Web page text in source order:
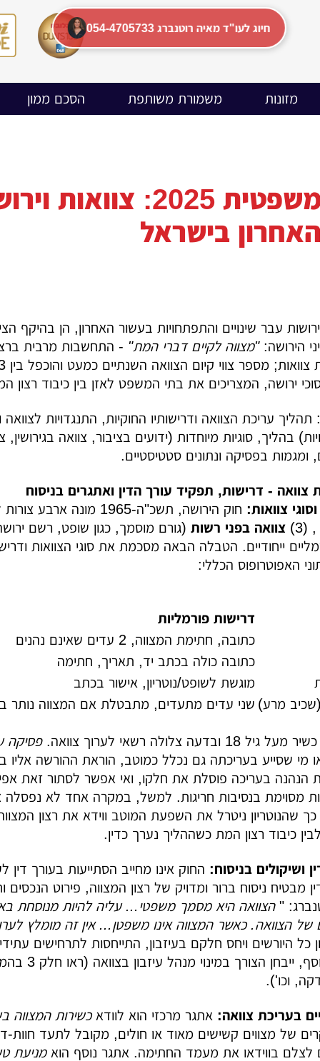
מזונות משמורת משותפת הסכם ממון
סקירה משפטית
בישראל
עבר שינויים והתפתחויות בעשור האחרון, הן
הירושה:"מצווה לקיים דברי המת" - התחשבות מרבית
ירושה, המצריכים את בתי המשפט לאזן בין כיבוד רצון
עריכת הצוואה ודרישותיו החוקיות, התנגדויות
בהליך, סוגיות מיוחדות (ידועים בציבור, צוואה
בפסיקה ונתונים סטטיסטיים.
צוואות: חוק הירושה, תשכ"ה-1965 מונה ארבע צורות לעריכת צוואה כשרה בישראל: (1)
, (3) צוואה בפני רשות (גורם מוסמך, כגון שופט, רשם ירושה
ייחודיים. הטבלה הבאה מסכמת את סוגי הצוואות
האפוטרופוס הכללי:
דרישות פורמליות
כתובה, חתימת המצווה, 2 עדים שאינם נהנים
כתובה כולה בכתב יד, תאריך, חתימה
מוגשת לשופט/נוטריון, אישור בכתב
מרע) שני עדים מתעדים, מתבטלת אם המצווה נותר בחיים
צלולה רשאי לערוך צוואה. פסיקה
בעריכתה גם נכלל כמוטב, הוראת ההורשה אליו בטלה בהתאם לסעיף
הנהנה בעריכה פוסלת את חלקו, ואי אפשר לסתור זאת
מסוימת בנסיבות חריגות. למשל, במקרה אחד לא נפסלה
שהנוטריון ניטרל את השפעת המוטב ווידא את רצון
כיבוד רצון המת כשההליך נערך כדין.
ושיקולים בניסוח: החוק אינו מחייב הסתייעות בעורך
מבטיח ניסוח ברור ומדויק של רצון המצווה, פירוט
"הצוואה היא מסמך משפטי... עליה להיות מנוסחת
של הצוואה. כאשר המצווה אינו משפטן... אין זה מומלץ
כל היורשים ויחס חלקם בעיזבון, התייחסות לתרחישים
רכוש
וכו').
בעריכת צוואה: אתגר מרכזי הוא לוודאכשירות המצווה
של מצווים קשישים מאוד או חולים, מקובל לתעד חוות-
לצלם בווידאו את מעמד החתימה. אתגר נוסף הואמניעת
054-4705733 חיוג לעו"ד מאיה רוטנברג